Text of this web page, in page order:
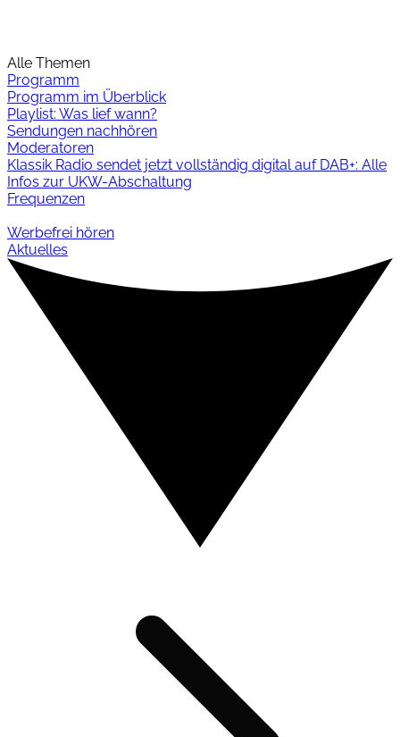
Alle Themen
Programm
Programm im Überblick
Playlist: Was lief wann?
Sendungen nachhören
Moderatoren
Klassik Radio sendet jetzt vollständig digital auf DAB+: Alle
Infos zur UKW-Abschaltung
Frequenzen
Werbefrei hören
Aktuelles